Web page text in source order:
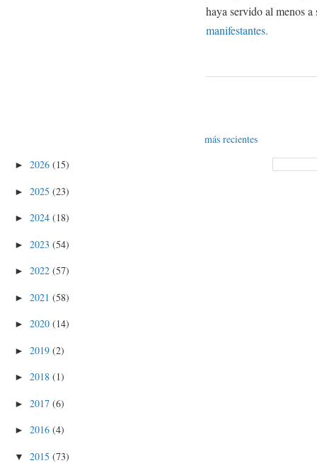
haya servido al menos
manifestantes.
más recientes
► 2026 (15)
► 2025 (23)
► 2024 (18)
► 2023 (54)
► 2022 (57)
► 2021 (58)
► 2020 (14)
► 2019 (2)
► 2018 (1)
► 2017 (6)
► 2016 (4)
▼ 2015 (73)